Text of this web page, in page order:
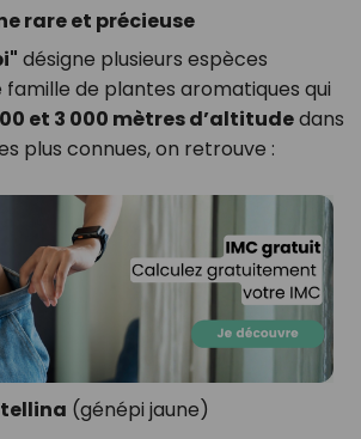
rare et précieuse
désigne plusieurs espèces
famille de plantes aromatiques qui
et 3 000 mètres d’altitudedans
plus connues, on retrouve :
(génépi jaune)